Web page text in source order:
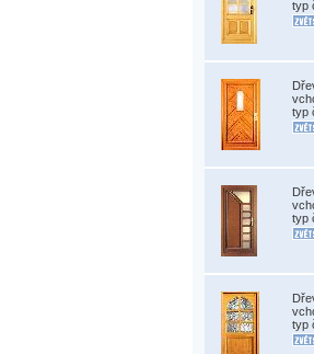
typ
typ
typ
typ